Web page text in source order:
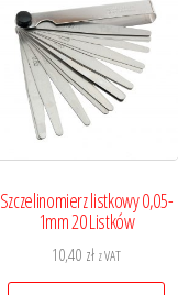
Szczelinomierz listkowy 0,05-
1mm 20 Listków
10,40 zł z VAT